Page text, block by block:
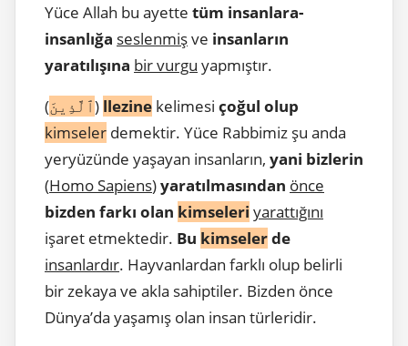
Yüce Allah bu ayette tüm insanlara-
insanlığa seslenmişve insanların
yaratılışına bir vurgu yapmıştır.
(ٱلَّذِينَ) llezine kelimesi çoğul olup
kimseler demektir. Yüce Rabbimiz şu anda
yeryüzünde yaşayan insanların, yani bizlerin
(Homo Sapiens)yaratılmasından önce
bizden farkı olan kimseleri yarattığını
işaret etmektedir. Bu kimselerde
insanlardır. Hayvanlardan farklı olup belirli
bir zekaya ve akla sahiptiler. Bizden önce
Dünya’da yaşamış olan insan türleridir.